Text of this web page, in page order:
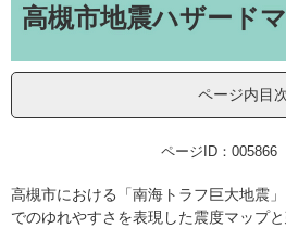
文高槻市地震ハザード
ページ内目
ページID：005866
高槻市における「南海トラフ巨大地震
でのゆれやすさを表現した震度マップと